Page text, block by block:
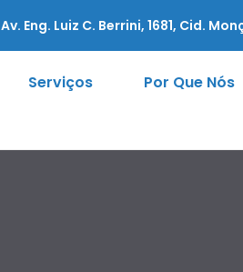
Av. Eng. Luiz C. Berrini, 1681, Cid.
Serviços Por Que Nós